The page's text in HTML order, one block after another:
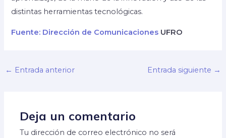
distintas herramientas tecnológicas.
Fuente: Dirección de Comunicaciones UFRO
← Entrada anterior Entrada siguiente →
Deja un comentario
Tu dirección de correo electrónico no será